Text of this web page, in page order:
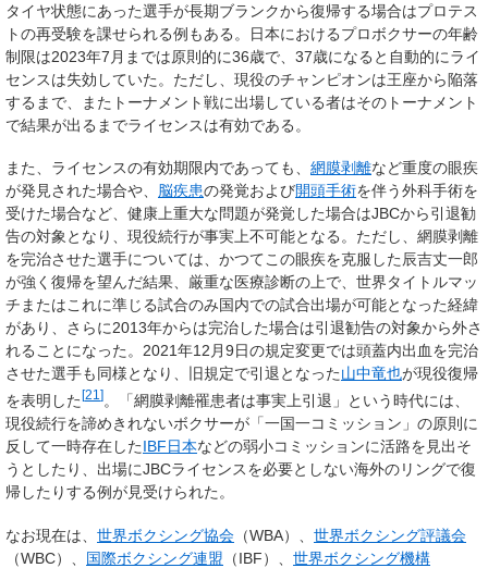
タイヤ状態にあった選手が長期ブランクから復帰する場合はプロテス
トの再受験を課せられる例もある。日本におけるプロボクサーの年齢
制限は2023年7月までは原則的に36歳で、37歳になると自動的にライ
センスは失効していた。ただし、現役のチャンピオンは王座から陥落
するまで、またトーナメント戦に出場している者はそのトーナメント
で結果が出るまでライセンスは有効である。
また、ライセンスの有効期限内であっても、 網膜剥離など重度の眼疾
が発見された場合や、 脳疾患の発覚および開頭手術を伴う外科手術を
受けた場合など、健康上重大な問題が発覚した場合はJBCから引退勧
告の対象となり、現役続行が事実上不可能となる。ただし、網膜剥離
を完治させた選手については、かつてこの眼疾を克服した辰吉丈一郎
が強く復帰を望んだ結果、厳重な医療診断の上で、世界タイトルマッ
チまたはこれに準じる試合のみ国内での試合出場が可能となった経緯
があり、さらに2013年からは完治した場合は引退勧告の対象から外さ
れることになった。2021年12月9日の規定変更では頭蓋内出血を完治
させた選手も同様となり、旧規定で引退となった山中竜也が現役復帰
を表明した [21 ] 。「網膜剥離罹患者は事実上引退」という時代には、
現役続行を諦めきれないボクサーが「一国一コミッション」の原則に
反して一時存在したIBF日本などの弱小コミッションに活路を見出そ
うとしたり、出場にJBCライセンスを必要としない海外のリングで復
帰したりする例が見受けられた。
なお現在は、 世界ボクシング協会 （WBA）、 世界ボクシング評議会
（WBC）、 国際ボクシング連盟 （IBF）、 世界ボクシング機構